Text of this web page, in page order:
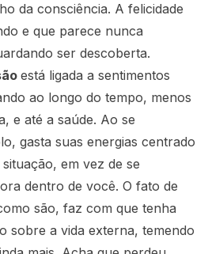
da consciência. A felicidade
e que parece nunca
ser descoberta.
está ligada a sentimentos
ao longo do tempo, menos
e até a saúde. Ao se
gasta suas energias centrado
em vez de se
dentro de você. O fato de
são, faz com que tenha
sobre a vida externa, temendo